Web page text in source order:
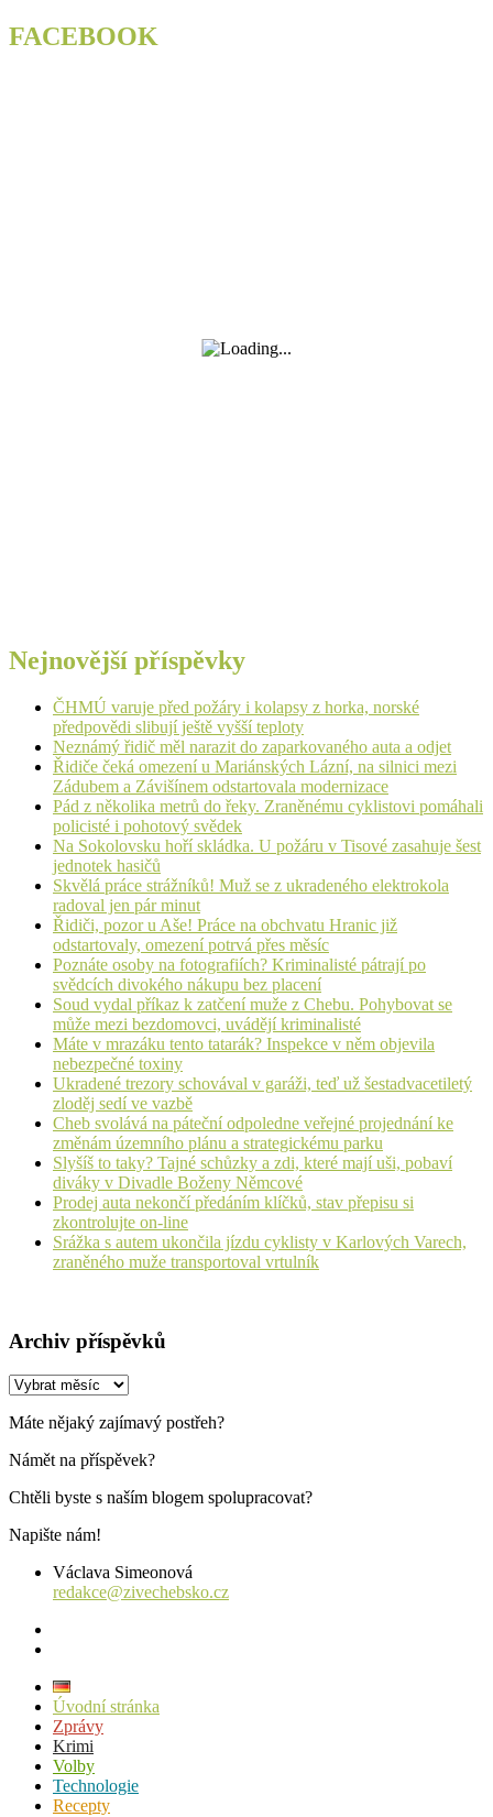
FACEBOOK
Nejnovější příspěvky
ČHMÚ varuje před požáry i kolapsy z horka, norské
předpovědi slibují ještě vyšší teploty
Neznámý řidič měl narazit do zaparkovaného auta a odjet
Řidiče čeká omezení u Mariánských Lázní, na silnici mezi
Zádubem a Závišínem odstartovala modernizace
Pád z několika metrů do řeky. Zraněnému cyklistovi pomáhali
policisté i pohotový svědek
Na Sokolovsku hoří skládka. U požáru v Tisové zasahuje šest
jednotek hasičů
Skvělá práce strážníků! Muž se z ukradeného elektrokola
radoval jen pár minut
Řidiči, pozor u Aše! Práce na obchvatu Hranic již
odstartovaly, omezení potrvá přes měsíc
Poznáte osoby na fotografiích? Kriminalisté pátrají po
svědcích divokého nákupu bez placení
Soud vydal příkaz k zatčení muže z Chebu. Pohybovat se
může mezi bezdomovci, uvádějí kriminalisté
Máte v mrazáku tento tatarák? Inspekce v něm objevila
nebezpečné toxiny
Ukradené trezory schovával v garáži, teď už šestadvacetiletý
zloděj sedí ve vazbě
Cheb svolává na páteční odpoledne veřejné projednání ke
změnám územního plánu a strategickému parku
Slyšíš to taky? Tajné schůzky a zdi, které mají uši, pobaví
diváky v Divadle Boženy Němcové
Prodej auta nekončí předáním klíčků, stav přepisu si
zkontrolujte on-line
Srážka s autem ukončila jízdu cyklisty v Karlových Varech,
zraněného muže transportoval vrtulník
Archiv příspěvků
Archiv
Máte nějaký zajímavý postřeh?
Námět na příspěvek?
Chtěli byste s naším blogem spolupracovat?
Napište nám!
Václava Simeonová
redakce@zivechebsko.cz
Úvodní stránka
Zprávy
Krimi
Volby
Technologie
Recepty